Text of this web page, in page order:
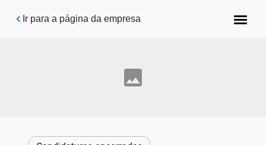
Pular para o conteúdo principal
Ir para a página da empresa